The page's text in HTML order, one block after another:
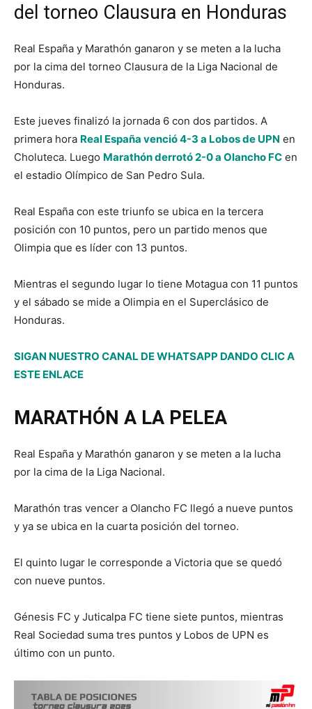
del torneo Clausura en Honduras
Real España y Marathón ganaron y se meten a la lucha
por la cima del torneo Clausura de la Liga Nacional de
Honduras.
Este jueves finalizó la jornada 6 con dos partidos. A
primera hora Real España venció 4-3 a Lobos de UPN en
Choluteca. Luego Marathón derrotó 2-0 a Olancho FC en
el estadio Olímpico de San Pedro Sula.
Real España con este triunfo se ubica en la tercera
posición con 10 puntos, pero un partido menos que
Olimpia que es líder con 13 puntos.
Mientras el segundo lugar lo tiene Motagua con 11 puntos
y el sábado se mide a Olimpia en el Superclásico de
Honduras.
SIGAN NUESTRO CANAL DE WHATSAPP DANDO CLIC A
ESTE ENLACE
MARATHÓN A LA PELEA
Real España y Marathón ganaron y se meten a la lucha
por la cima de la Liga Nacional.
Marathón tras vencer a Olancho FC llegó a nueve puntos
y ya se ubica en la cuarta posición del torneo.
El quinto lugar le corresponde a Victoria que se quedó
con nueve puntos.
Génesis FC y Juticalpa FC tiene siete puntos, mientras
Real Sociedad suma tres puntos y Lobos de UPN es
último con un punto.